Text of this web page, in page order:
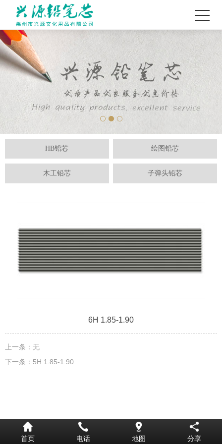
HB铅芯 绘图铅芯
木工铅芯 子弹头铅芯
6H 1.85-1.90
上一条： 无
下一条： 5H 1.85-1.90
首页 电话 地图 分享